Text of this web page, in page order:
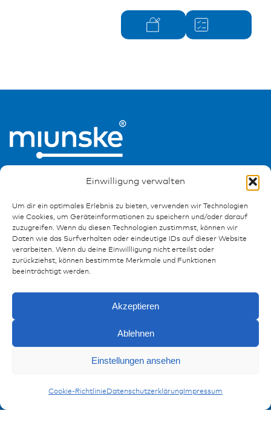
Einwilligung verwalten
Um dir ein optimales Erlebnis zu bieten, verwenden wir Technologien
wie Cookies, um Geräteinformationen zu speichern und/oder darauf
zuzugreifen. Wenn du diesen Technologien zustimmst, können wir
Daten wie das Surfverhalten oder eindeutige IDs auf dieser Website
verarbeiten. Wenn du deine Einwillligung nicht erteilst oder
zurückziehst, können bestimmte Merkmale und Funktionen
beeinträchtigt werden.
Akzeptieren
Ablehnen
Einstellungen ansehen
Cookie-Richtlinie Datenschutzerklärung Impressum
Adapter
Ressourcen
Publikationen
Referenzen
Kontaktformular